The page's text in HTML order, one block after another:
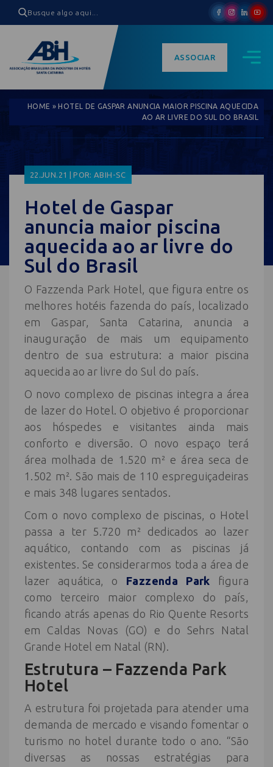
ASSOCIAR
HOME »HOTEL DE GASPAR ANUNCIA MAIOR PISCINA AQUECIDA
AO AR LIVRE DO SUL DO BRASIL
22.JUN.21 | POR: ABIH-SC
Hotel de Gaspar
anuncia maior piscina
aquecida ao ar livre do
Sul do Brasil
O Fazzenda Park Hotel, que figura entre os
melhores hotéis fazenda do país, localizado
em Gaspar, Santa Catarina, anuncia a
inauguração de mais um equipamento
dentro de sua estrutura: a maior piscina
aquecida ao ar livre do Sul do país.
O novo complexo de piscinas integra a área
de lazer do Hotel. O objetivo é proporcionar
aos hóspedes e visitantes ainda mais
conforto e diversão. O novo espaço terá
área molhada de 1.520 m² e área seca de
1.502 m². São mais de 110 espreguiçadeiras
e mais 348 lugares sentados.
Com o novo complexo de piscinas, o Hotel
passa a ter 5.720 m² dedicados ao lazer
aquático, contando com as piscinas já
existentes. Se considerarmos toda a área de
lazer aquática, o Fazzenda Park figura
como terceiro maior complexo do país,
ficando atrás apenas do Rio Quente Resorts
em Caldas Novas (GO) e do Sehrs Natal
Grande Hotel em Natal (RN).
Estrutura – Fazzenda Park
Hotel
A estrutura foi projetada para atender uma
demanda de mercado e visando fomentar o
turismo no hotel durante todo o ano. “São
diversas as nossas estratégias para